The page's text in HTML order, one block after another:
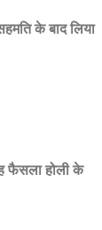
के बाद लिया
फैसला होली के